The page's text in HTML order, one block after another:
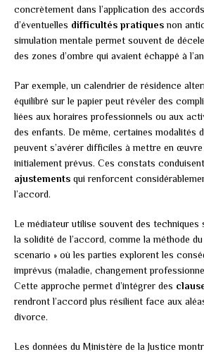
concrètement dans l’application des
d’éventuelles difficultés pratiquesnon
simulation mentale permet souvent de
des zones d’ombre qui avaient échappé à
Par exemple, un calendrier de résidence
équilibré sur le papier peut révéler des
liées aux horaires professionnels ou aux
des enfants. De même, certaines modalités
peuvent s’avérer difficiles à mettre en œuvre
initialement prévus. Ces constats
ajustements qui renforcent
l’accord.
Le médiateur utilise souvent des
la solidité de l’accord, comme la méthode
scenario » où les parties explorent les
imprévus (maladie, changement
Cette approche permet d’intégrer des
rendront l’accord plus résilient face aux
divorce.
Les données du Ministère de la Justice